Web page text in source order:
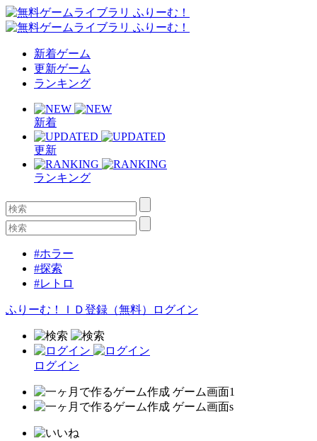
新着ゲーム
更新ゲーム
ランキング
新着
更新
ランキング
#ホラー
#探索
#レトロ
ふりーむ！ＩＤ登録（無料） ログイン
ログイン